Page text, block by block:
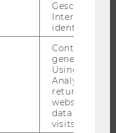
Geschlecht
Interessen zu
identifizieren.
Contains a
generated
Using this
Analytics can
returning
website and
data from
visits.